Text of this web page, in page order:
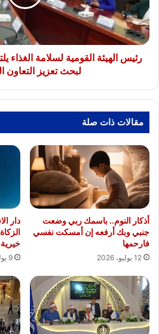
يلتقى
رئيس
جامعة
الجلالة
لبحث
رئيس الهيئة القومية لسلامة الغذاء
لبحث تعزيز التعاون
مقالات ذات صلة
أذكار النوم.. باسمك ربي وضعت
جنبي وبك أرفعه إن أمسكت نفسي
فارحمها
12 يوليو، 2026
دار
خيرية
9 يوليو، 2026